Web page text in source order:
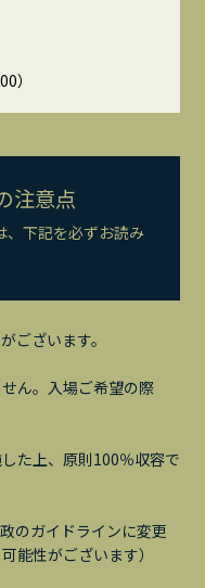
）
注意点
、下記を必ずお読み
ございます。
ん。入場ご希望の際
た上、原則100％収容で
のガイドラインに変更
能性がございます）